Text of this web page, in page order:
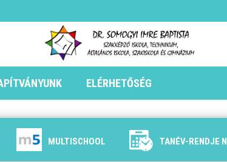
ELÉRHETŐSÉG
MULTISCHOOL TANÉV-RENDJE